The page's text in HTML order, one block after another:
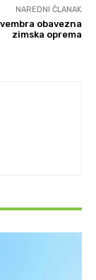
NAREDNI ČLANAK
obavezna
zimska oprema